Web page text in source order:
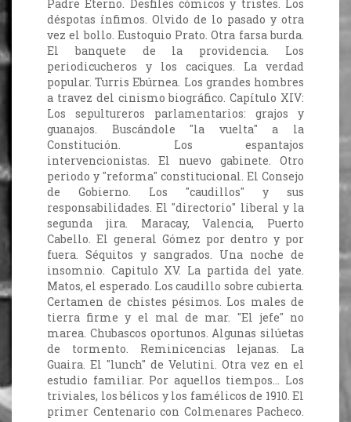
Padre Eterno. Desfiles cómicos y tristes. Los
déspotas ínfimos. Olvido de lo pasado y otra
vez el bollo. Eustoquio Prato. Otra farsa burda.
El banquete de la providencia. Los
periodicucheros y los caciques. La verdad
popular. Turris Ebúrnea. Los grandes hombres
a travez del cinismo biográfico. Capítulo XIV:
Los sepultureros parlamentarios: grajos y
guanajos. Buscándole "la vuelta" a la
Constitución. Los espantajos
intervencionistas. El nuevo gabinete. Otro
periodo y "reforma" constitucional. El Consejo
de Gobierno. Los "caudillos" y sus
responsabilidades. El "directorio" liberal y la
segunda jira. Maracay, Valencia, Puerto
Cabello. El general Gómez por dentro y por
fuera. Séquitos y sangrados. Una noche de
insomnio. Capitulo XV. La partida del yate.
Matos, el esperado. Los caudillo sobre cubierta.
Certamen de chistes pésimos. Los males de
tierra firme y el mal de mar. "El jefe" no
marea. Chubascos oportunos. Algunas silúetas
de tormento. Reminicencias lejanas. La
Guaira. El "lunch" de Velutini. Otra vez en el
estudio familiar. Por aquellos tiempos... Los
triviales, los bélicos y los famélicos de 1910. El
primer Centenario con Colmenares Pacheco.